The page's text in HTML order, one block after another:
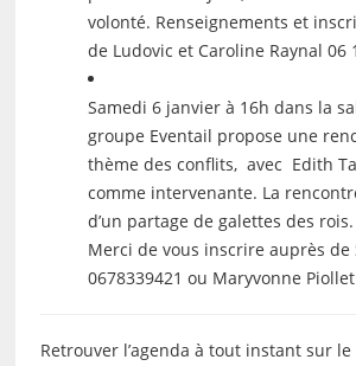
volonté. Renseignements et
de Ludovic et Caroline Raynal 06
Samedi 6 janvier à 16h dans la
groupe Eventail propose une
thème des conflits, avec Edith
comme intervenante. La
d’un partage de galettes des rois.
Merci de vous inscrire auprès de
0678339421 ou Maryvonne
Retrouver l’agenda à tout instant sur